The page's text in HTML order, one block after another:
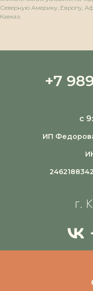
Северную Америку, Европу,
Кавказ.
+7
с
ИП
г.